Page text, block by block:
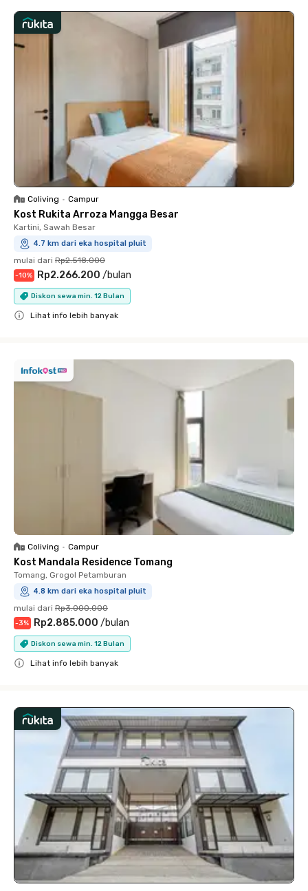
Coliving • Campur
Kost Rukita Arroza Mangga Besar
Kartini, Sawah Besar
4.7 km dari eka hospital pluit
mulai dari Rp2.518.000
-10% Rp2.266.200 /bulan
Diskon sewa min. 12 Bulan
Lihat info lebih banyak
Coliving • Campur
Kost Mandala Residence Tomang
Tomang, Grogol Petamburan
4.8 km dari eka hospital pluit
mulai dari Rp3.000.000
-3% Rp2.885.000 /bulan
Diskon sewa min. 12 Bulan
Lihat info lebih banyak